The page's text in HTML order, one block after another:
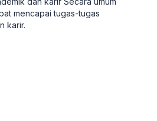
mencapai tugas-tugas
karir.